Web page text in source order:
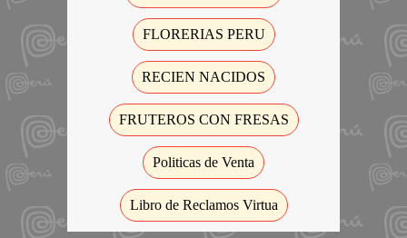
FLORERIAS PERU
RECIEN NACIDOS
FRUTEROS CON FRESAS
Politicas de Venta
Libro de Reclamos Virtua